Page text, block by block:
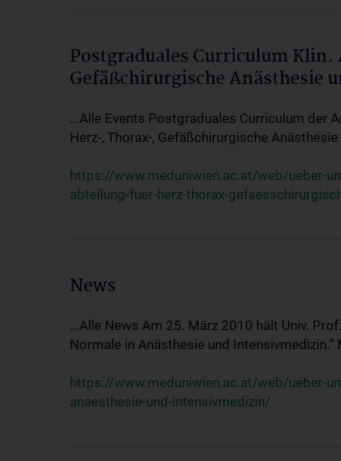
Postgraduales Curriculum
Gefäßchirurgische Anästhesie
...Alle Events Postgraduales Curriculum der
Herz-, Thorax-, Gefäßchirurgische
https://www.meduniwien.ac.at/web/ueber-
abteilung-fuer-herz-thorax-
News
...Alle News Am 25. März 2010 hält Univ.
Normale in Anästhesie und
https://www.meduniwien.ac.at/web/ueber-
anaesthesie-und-intensivmedizin/